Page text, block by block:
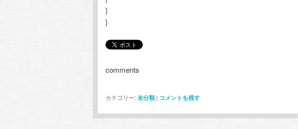
}
}
comments
カテゴリー:未分類 | コメントを残す